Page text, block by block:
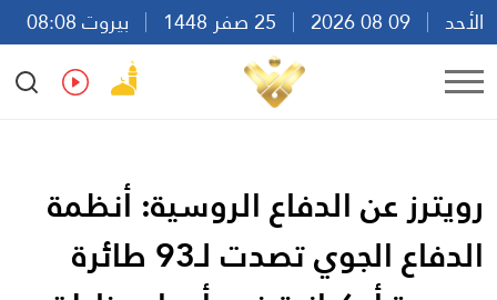
الأحد
بيروت 08:08
Ar
En Fr Es
رويترز عن الدفاع الروسية: أنظمة
الدفاع الجوي تصدت لـ93 طائرة